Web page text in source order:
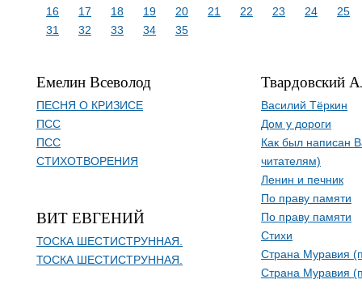
16
17 18 19 20 21 22 23 24
25
31
32 33 34 35
Емелин Всеволод
ПЕСНЯ О КРИЗИСЕ
ПСС
ПСС
СТИХОТВОРЕНИЯ
ВИТ ЕВГЕНИЙ
ТОСКА ШЕСТИСТРУННАЯ.
ТОСКА ШЕСТИСТРУННАЯ.
Твардовский
Василий Тёркин
Дом у дороги
Как был написан
читателям)
Ленин и печник
По праву памяти
По праву памяти
Стихи
Страна Муравия
Страна Муравия